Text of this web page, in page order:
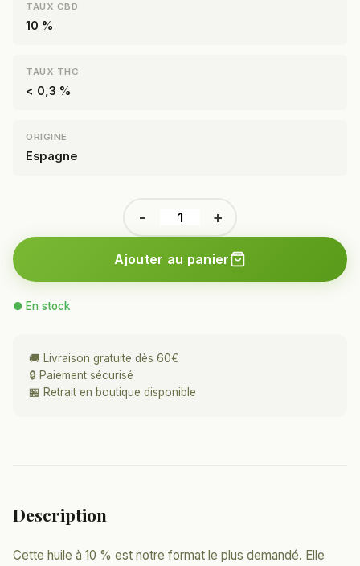
TAUX CBD
10 %
TAUX THC
< 0,3 %
ORIGINE
Espagne
- +
Ajouter au panier
● En stock
🚚 Livraison gratuite dès 60€
🔒 Paiement sécurisé
🏪 Retrait en boutique disponible
Description
Cette huile à 10 % est notre format le plus demandé. Elle